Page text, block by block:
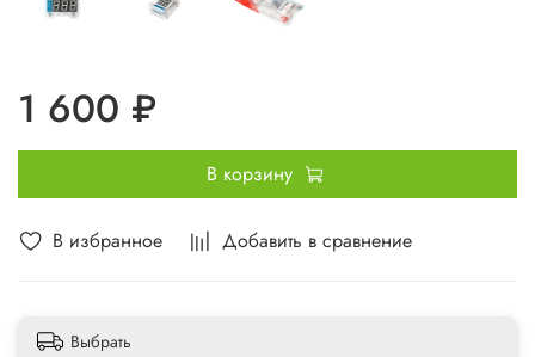
В избранное Добавить в сравнение
1 600 ₽
В корзину
Выбрать